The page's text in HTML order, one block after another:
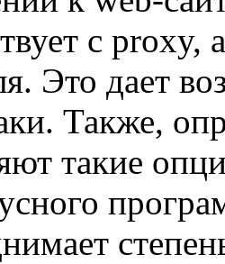
с
Это дает
Также,
такие